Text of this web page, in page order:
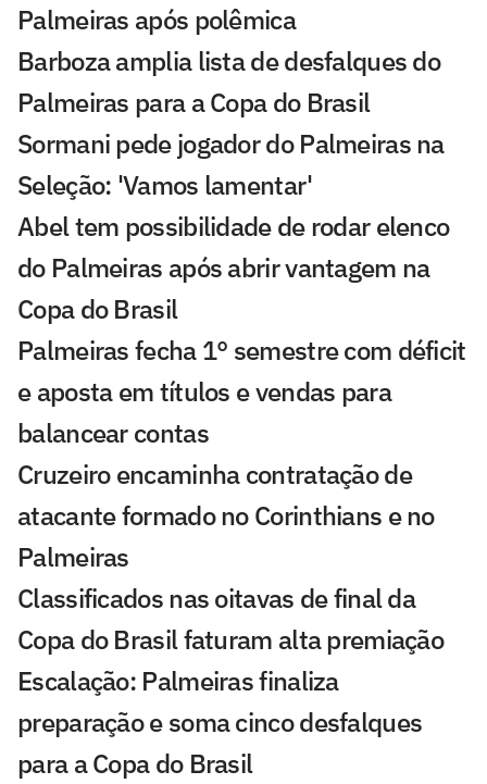
Palmeiras após polêmica
Barboza amplia lista de desfalques do
Palmeiras para a Copa do Brasil
Sormani pede jogador do Palmeiras na
Seleção: 'Vamos lamentar'
Abel tem possibilidade de rodar elenco
do Palmeiras após abrir vantagem na
Copa do Brasil
Palmeiras fecha 1° semestre com déficit
e aposta em títulos e vendas para
balancear contas
Cruzeiro encaminha contratação de
atacante formado no Corinthians e no
Palmeiras
Classificados nas oitavas de final da
Copa do Brasil faturam alta premiação
Escalação: Palmeiras finaliza
preparação e soma cinco desfalques
para a Copa do Brasil